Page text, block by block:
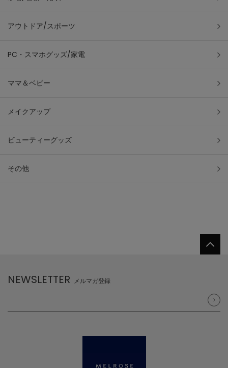
アウトドア/スポーツ
PC・スマホグッズ/家電
ママ＆ベビー
メイクアップ
ビューティーグッズ
その他
NEWSLETTER メルマガ登録